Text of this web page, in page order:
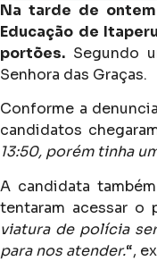
Na tarde de
Educação de
portões. Segundo
Senhora das Graças.
Conforme a
candidatos
13:50, porém tinha
A candidata
tentaram acessar o
viatura de polícia
para nos atender.“,